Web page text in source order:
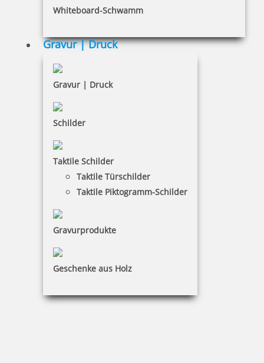
Whiteboard-Schwamm
Gravur | Druck
Gravur | Druck
Schilder
Taktile Schilder
Taktile Türschilder
Taktile Piktogramm-Schilder
Gravurprodukte
Geschenke aus Holz
126,13 €
Jetzt gestalten